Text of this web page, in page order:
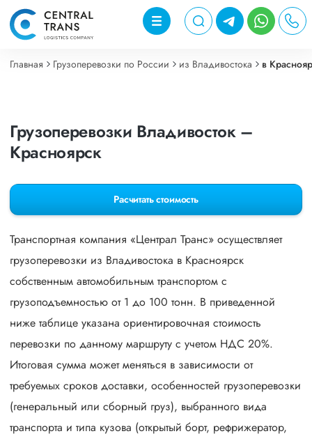
Главная Грузоперевозки по России из Владивостока в
Грузоперевозки Владивосток –
Красноярск
Расчитать стоимость
Транспортная компания «Централ Транс» осуществляет
грузоперевозки из Владивостока в Красноярск
собственным автомобильным транспортом с
грузоподъемностью от 1 до 100 тонн. В приведенной
ниже таблице указана ориентировочная стоимость
перевозки по данному маршруту с учетом НДС 20%.
Итоговая сумма может меняться в зависимости от
требуемых сроков доставки, особенностей грузоперевозки
(генеральный или сборный груз), выбранного вида
транспорта и типа кузова (открытый борт, рефрижератор,